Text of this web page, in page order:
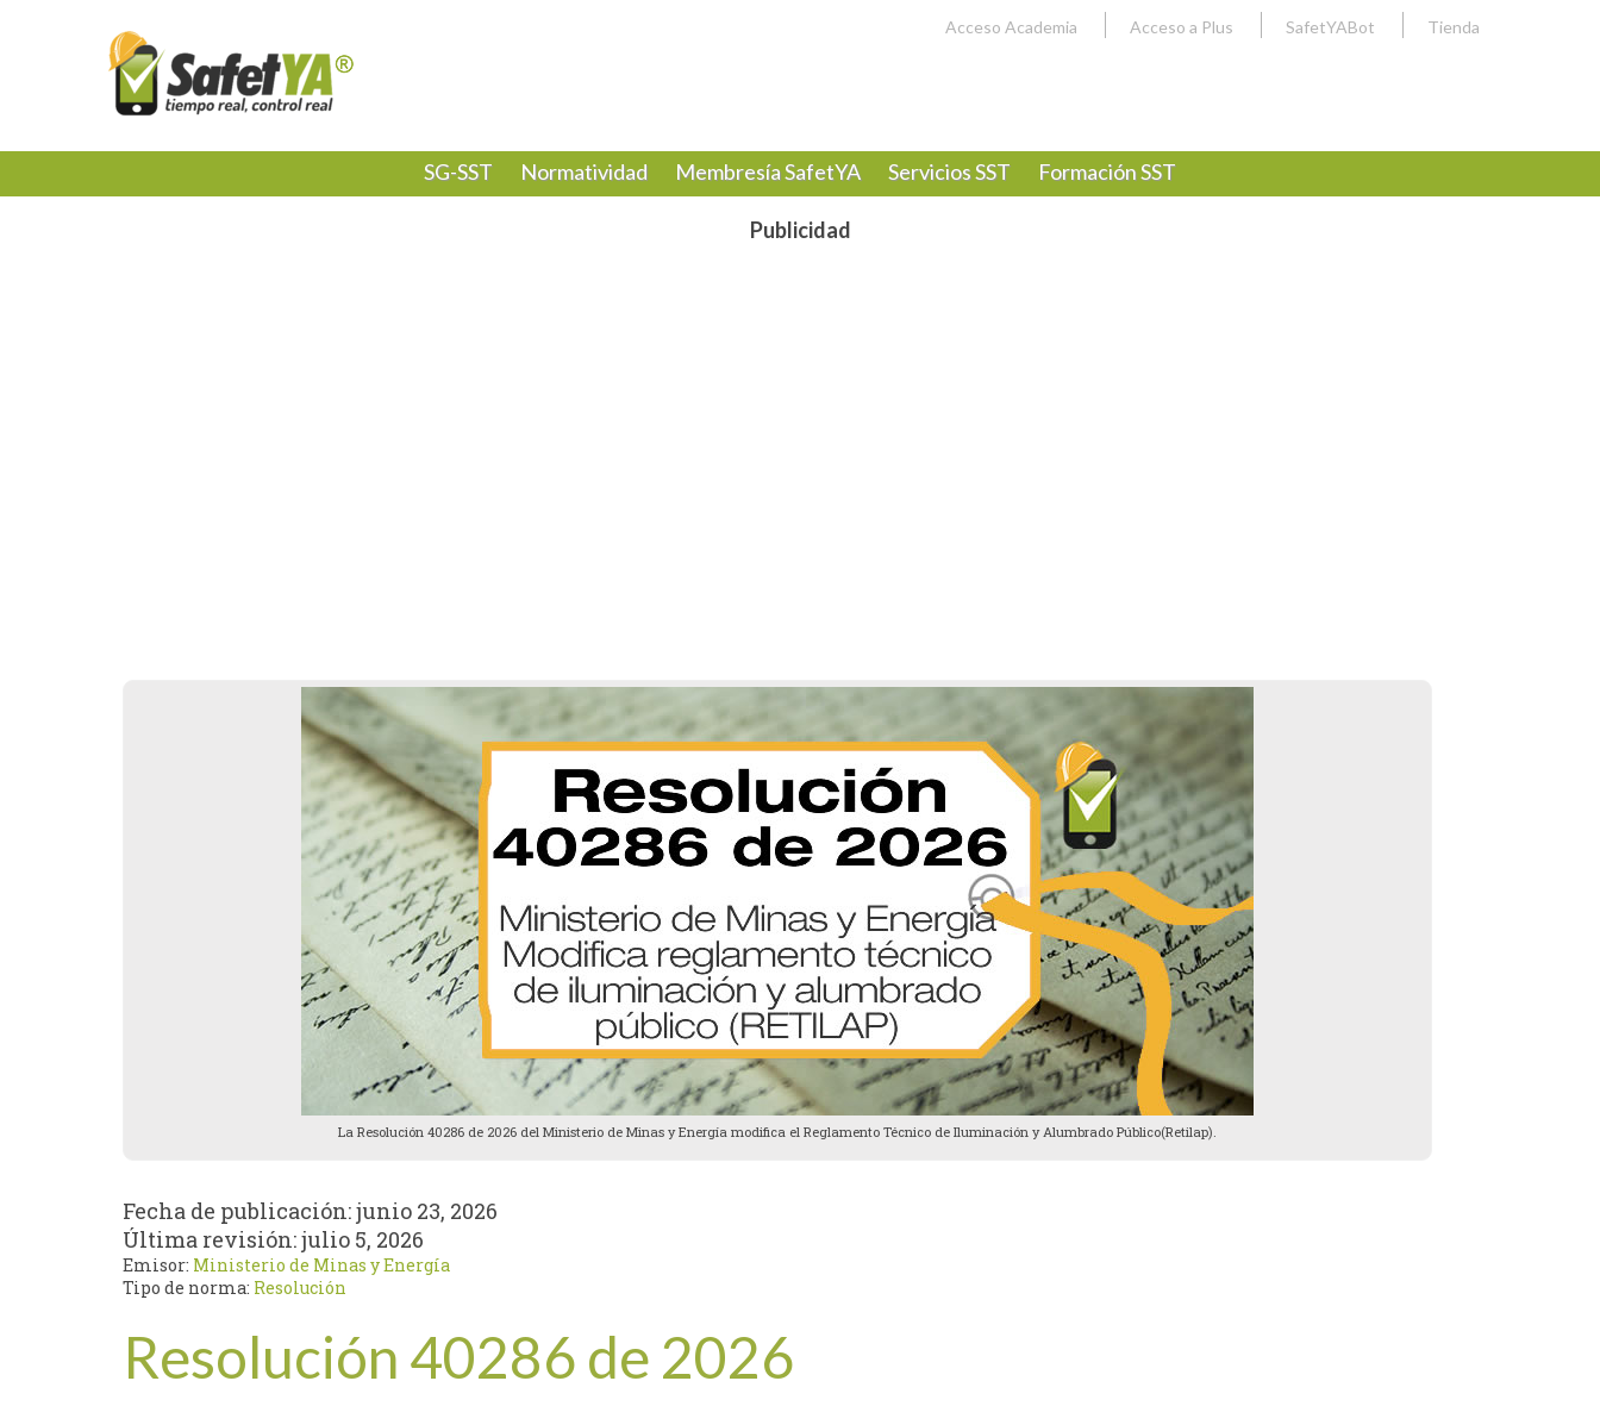
Acceso Academia Acceso a Plus SafetYABot Tienda
SG-SST Normatividad Membresía SafetYA Servicios SST Formación SST
Publicidad
La Resolución 40286 de 2026 del Ministerio de Minas y Energía modifica el Reglamento Técnico de Iluminación y Alumbrado Público(Retilap).
Fecha de publicación:junio 23, 2026
Última revisión:julio 5, 2026
Emisor: Ministerio de Minas y Energía
Tipo de norma: Resolución
Resolución 40286 de 2026